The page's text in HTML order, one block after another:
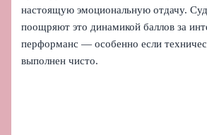
настоящую эмоциональную отдачу.
поощряют это динамикой баллов за
перформанс — особенно если
выполнен чисто.